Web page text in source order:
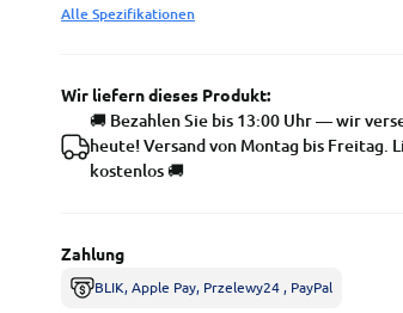
Alle Spezifikationen
Wir liefern dieses Produkt:
🚚 Bezahlen Sie bis 13:00 Uhr — wir
heute! Versand von Montag bis Freitag.
kostenlos 🚚
Zahlung
BLIK, Apple Pay, Przelewy24 , PayPal